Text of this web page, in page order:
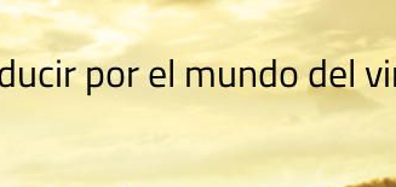
por el mundo del